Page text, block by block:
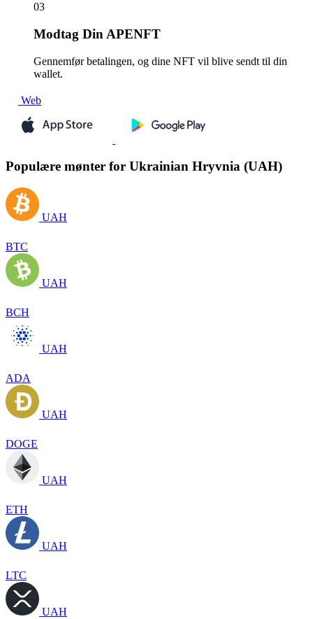
03
Modtag Din APENFT
Gennemfør betalingen, og dine NFT vil blive sendt til din
wallet.
Web
Populære mønter for Ukrainian Hryvnia (UAH)
UAH
BTC
UAH
BCH
UAH
ADA
UAH
DOGE
UAH
ETH
UAH
LTC
UAH